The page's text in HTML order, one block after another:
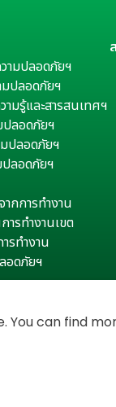
ามปลอดภัยฯ
มปลอดภัยฯ
มรู้และสารสนเทศฯ
ปลอดภัยฯ
ปลอดภัยฯ
ลอดภัยฯ
ากการทำงาน
รทำงานเขต
รทำงาน
อดภัยฯ
You can find